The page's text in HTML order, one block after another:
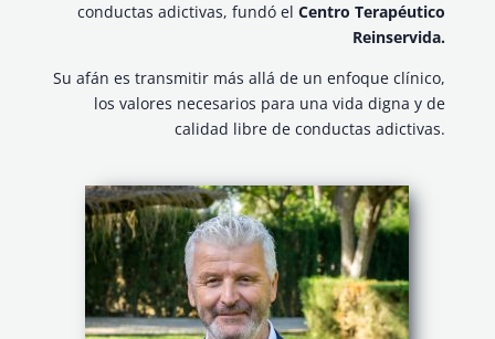
conductas adictivas, fundó elCentro Terapéutico
Reinservida.
Su afán es transmitir más allá de un enfoque clínico,
los valores necesarios para una vida digna y de
calidad libre de conductas adictivas.